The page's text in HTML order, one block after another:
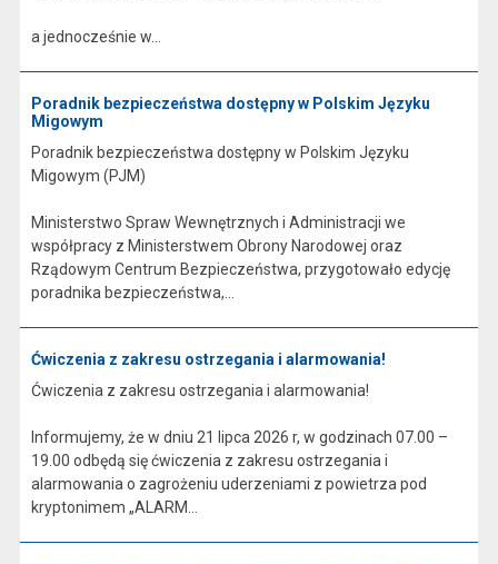
a jednocześnie w...
Poradnik bezpieczeństwa dostępny w Polskim Języku
Migowym
Poradnik bezpieczeństwa dostępny w Polskim Języku
Migowym (PJM)
Ministerstwo Spraw Wewnętrznych i Administracji we
współpracy z Ministerstwem Obrony Narodowej oraz
Rządowym Centrum Bezpieczeństwa, przygotowało edycję
poradnika bezpieczeństwa,...
Ćwiczenia z zakresu ostrzegania i alarmowania!
Ćwiczenia z zakresu ostrzegania i alarmowania!
Informujemy, że w dniu 21 lipca 2026 r, w godzinach 07.00 –
19.00 odbędą się ćwiczenia z zakresu ostrzegania i
alarmowania o zagrożeniu uderzeniami z powietrza pod
kryptonimem „ALARM...